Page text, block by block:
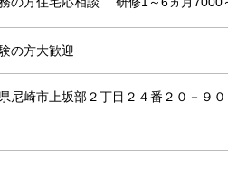
の方大歓迎
尼崎市上坂部２丁目２４番２０－９